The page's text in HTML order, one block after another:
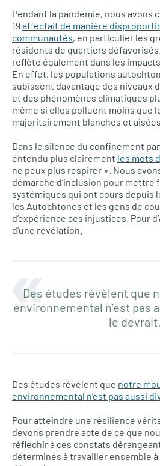
Pendant la pandémie, nous avons
19affectait de manière
communautés, en particulier les
résidents de quartiers
reflète également dans les
En effet, les populations
subissent davantage des niveaux
et des phénomènes climatiques
même si elles polluent moins que
majoritairement blanches et aisées.
Dans le silence du confinement
entendu plus clairement les mots
ne peux plus respirer ». Nous
démarche d’inclusion pour mettre
systémiques qui ont cours depuis
les Autochtones et les gens de
d’expérience ces injustices. Pour
d’une révélation.
Des études révèlent que
environnemental n’est pas
le devrait.
Des études révèlent que notre
environnemental n’est pas aussi
Pour atteindre une résilience
devons prendre acte de ce que
réfléchir à ces constats
déterminés à travailler ensemble